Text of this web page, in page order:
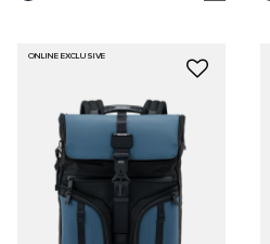
ONLINE EXCLUSIVE